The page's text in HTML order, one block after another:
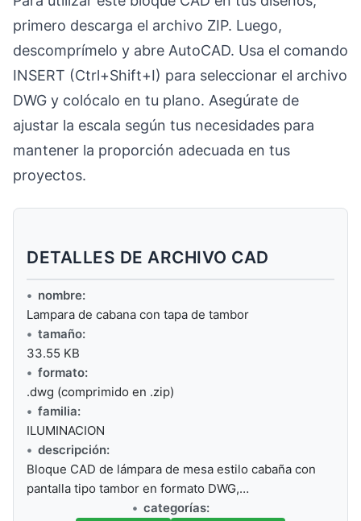
primero descarga el archivo ZIP. Luego,
descomprímelo y abre AutoCAD. Usa el comando
INSERT (Ctrl+Shift+I) para seleccionar el archivo
DWG y colócalo en tu plano. Asegúrate de
ajustar la escala según tus necesidades para
mantener la proporción adecuada en tus
proyectos.
DETALLES DE ARCHIVO CAD
nombre:
Lampara de cabana con tapa de tambor
tamaño:
33.55 KB
formato:
.dwg (comprimido en .zip)
familia:
ILUMINACION
descripción:
Bloque CAD de lámpara de mesa estilo cabaña con
pantalla tipo tambor en formato DWG,…
categorías: